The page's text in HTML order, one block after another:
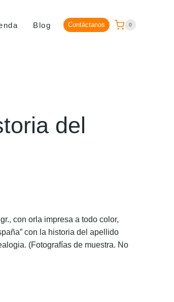
Blog Contáctanos 0
del
con orla impresa a todo color,
con la historia del apellido
(Fotografías de muestra. No